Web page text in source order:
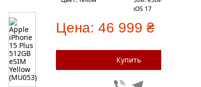
iOS 17
Цена: 46 999 ₴
Viber